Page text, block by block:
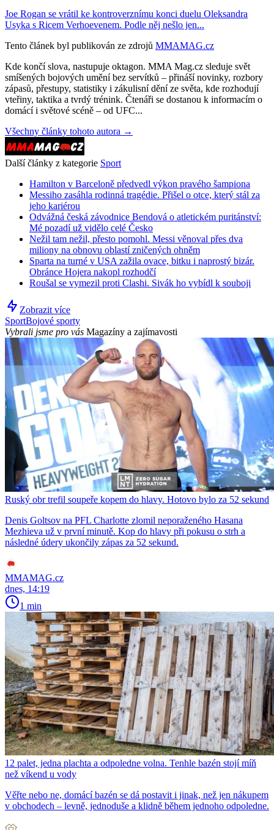
Joe Rogan se vrátil ke kontroverznímu konci duelu Oleksandra
Usyka s Ricem Verhoevenem. Podle něj nešlo jen...
Tento článek byl publikován ze zdrojů MMAMAG.cz
Kde končí slova, nastupuje oktagon. MMA Mag.cz sleduje svět
smíšených bojových umění bez servítků – přináší novinky, rozbory
zápasů, přestupy, statistiky i zákulisní dění ze světa, kde rozhodují
vteřiny, taktika a tvrdý trénink. Čtenáři se dostanou k informacím o
domácí i světové scéně – od UFC...
Všechny články tohoto autora →
Další články z kategorie Sport
Hamilton v Barceloně předvedl výkon pravého šampiona
Messiho zasáhla rodinná tragédie. Přišel o otce, který stál za
jeho kariérou
Odvážná česká závodnice Bendová o atletickém puritánství:
Mé pozadí už vidělo celé Česko
Nežil tam nežil, přesto pomohl. Messi věnoval přes dva
miliony na obnovu oblastí zničených ohněm
Sparta na turné v USA zažila ovace, bitku i naprostý bizár.
Obránce Hojera nakopl rozhodčí
Roušal se vymezil proti Clashi. Sivák ho vybídl k souboji
Zobrazit více
SportBojové sporty
Vybrali jsme pro vás Magazíny a zajímavosti
Ruský obr trefil soupeře kopem do hlavy. Hotovo bylo za 52 sekund
Denis Goltsov na PFL Charlotte zlomil neporaženého Hasana
Mezhieva už v první minutě. Kop do hlavy při pokusu o strh a
následné údery ukončily zápas za 52 sekund.
MMAMAG.cz
dnes, 14:19
1 min
12 palet, jedna plachta a odpoledne volna. Tenhle bazén stojí míň
než víkend u vody
Věřte nebo ne, domácí bazén se dá postavit i jinak, než jen nákupem
v obchodech – levně, jednoduše a klidně během jednoho odpoledne.